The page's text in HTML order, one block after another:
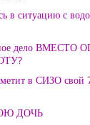
в ситуацию с
дело ВМЕСТО
в СИЗО свой
ДОЧЬ